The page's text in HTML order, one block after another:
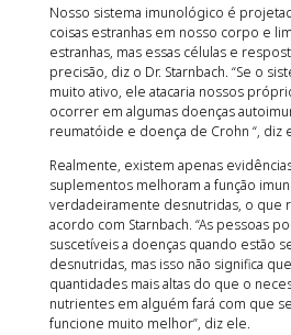
Nosso sistema imunológico é
coisas estranhas em nosso corpo e
estranhas, mas essas células e
precisão, diz o Dr. Starnbach. “Se o
muito ativo, ele atacaria nossos
ocorrer em algumas doenças
reumatóide e doença de Crohn “, diz
Realmente, existem apenas
suplementos melhoram a função
verdadeiramente desnutridas, o que
acordo com Starnbach. “As pessoas
suscetíveis a doenças quando estão
desnutridas, mas isso não significa
quantidades mais altas do que o
nutrientes em alguém fará com que
funcione muito melhor”, diz ele.